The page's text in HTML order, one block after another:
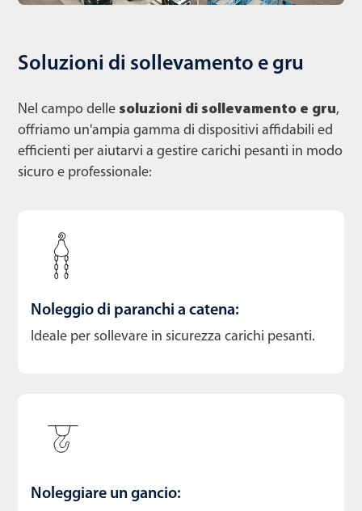
Soluzioni di sollevamento e gru
Nel campo delle soluzioni di sollevamento e gru,
offriamo un'ampia gamma di dispositivi affidabili ed
efficienti per aiutarvi a gestire carichi pesanti in modo
sicuro e professionale:
Noleggio di paranchi a catena:
Ideale per sollevare in sicurezza carichi pesanti.
Noleggiare un gancio: